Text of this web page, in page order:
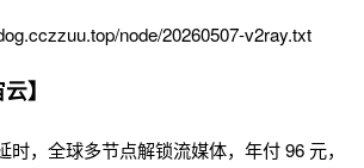
node/20260507-v2ray.txt
】
时，全球多节点解锁流媒体，年付 96 元，